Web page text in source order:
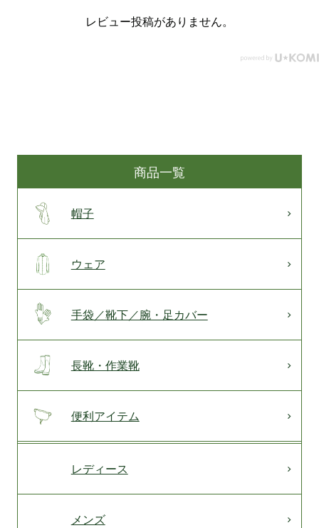
レビュー投稿がありません。
商品一覧
帽子
ウェア
手袋／靴下／腕・足カバー
長靴・作業靴
便利アイテム
レディース
メンズ